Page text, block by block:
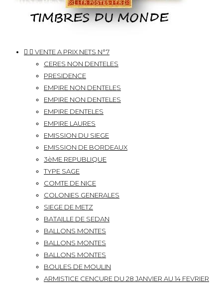
  VENTE A PRIX NETS N°7
CERES NON DENTELES
PRESIDENCE
EMPIRE NON DENTELES
EMPIRE NON DENTELES
EMPIRE DENTELES
EMPIRE LAURES
EMISSION DU SIEGE
EMISSION DE BORDEAUX
3èME REPUBLIQUE
TYPE SAGE
COMTE DE NICE
COLONIES GENERALES
SIEGE DE METZ
BATAILLE DE SEDAN
BALLONS MONTES
BALLONS MONTES
BALLONS MONTES
BOULES DE MOULIN
ARMISTICE CENCURE DU 28 JANVIER AU 14 FEVRIER